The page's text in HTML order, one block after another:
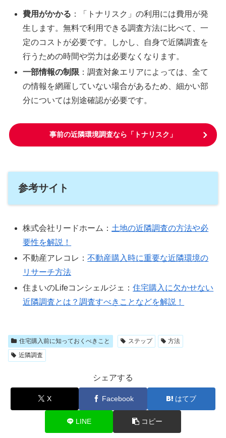
費用がかかる ：「トナリスク」の利用には費用が発
生します。無料で利用できる調査方法に比べて、一
定のコストが必要です。しかし、自身で近隣調査を
行うための時間や労力は必要なくなります。
一部情報の制限 ：調査対象エリアによっては、全て
の情報を網羅していない場合があるため、細かい部
分については別途確認が必要です。
事前の近隣環境調査なら「トナリスク」
参考サイト
株式会社リードホーム： 土地の近隣調査の方法や必
要性を解説！
不動産アレコレ：不動産購入時に重要な近隣環境の
リサーチ方法
住まいのLifeコンシェルジェ：住宅購入に欠かせない
近隣調査とは？調査すべきことなどを解説！
住宅購入前に知っておくべきこと ステップ
方法
近隣調査
シェアする
X Facebook はてブ
LINE コピー